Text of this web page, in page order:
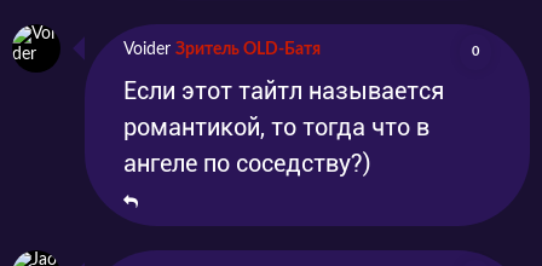
Voider Зритель OLD-Батя 0
Если этот тайтл называется
романтикой, то тогда что в
ангеле по соседству?)